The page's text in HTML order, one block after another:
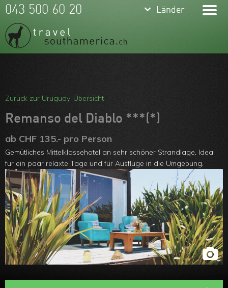
Team
Über uns
Feedbacks
Kontakt
ARVB
keyboard_arrow_down Länder
Ecuador
Bolivien
Paraguay
Guyanas
keyboard_arrow_down Länder
043 500 60 20
Zurück zur Uruguay-Übersicht
Remanso del Diablo ***(*)
ab CHF 135.- pro Person
Gemütliches Mittelklassehotel an sehr schöner Strandlage. Ideal
für ein paar relaxte Tage und für Ausflüge in die Umgebung.